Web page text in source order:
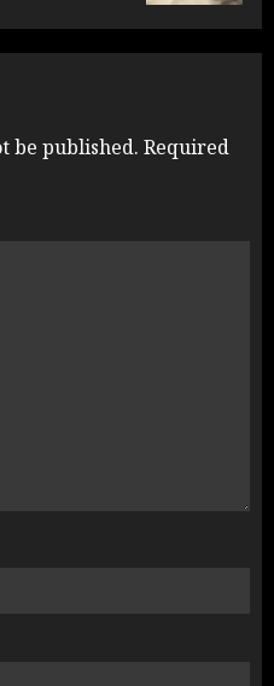
be published. Required